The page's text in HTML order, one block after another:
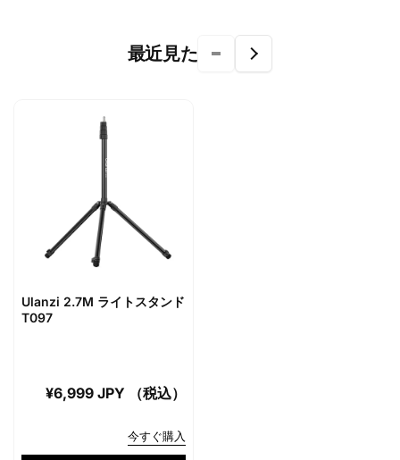
最近見た
Ulanzi 2.7M ライトスタンド
T097
Regular
¥6,999 JPY （税込）
今すぐ購入